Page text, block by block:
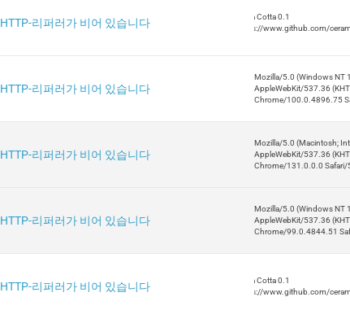
HTTP-리퍼러가 비어 있습니다
Terra Cotta 0.1
https://www.github.com/
HTTP-리퍼러가 비어 있습니다
Mozilla/5.0 (Windows NT
AppleWebKit/537.36
Chrome/100.0.4896.75
HTTP-리퍼러가 비어 있습니다
Mozilla/5.0 (Macintosh;
AppleWebKit/537.36
Chrome/131.0.0.0 Safari/
HTTP-리퍼러가 비어 있습니다
Mozilla/5.0 (Windows NT
AppleWebKit/537.36
Chrome/99.0.4844.51
HTTP-리퍼러가 비어 있습니다
Terra Cotta 0.1
https://www.github.com/